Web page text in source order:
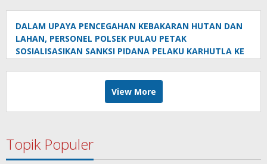
DALAM UPAYA PENCEGAHAN KEBAKARAN HUTAN DAN
LAHAN, PERSONEL POLSEK PULAU PETAK
SOSIALISASIKAN SANKSI PIDANA PELAKU KARHUTLA KE
View More
Topik Populer